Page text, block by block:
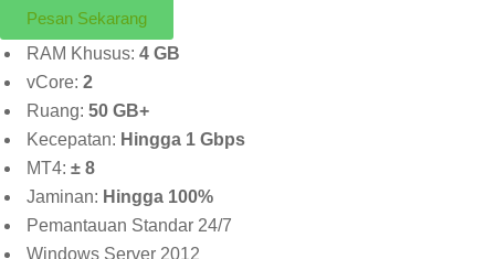
Pesan Sekarang
RAM Khusus: 4 GB
vCore: 2
Ruang: 50 GB+
Kecepatan: Hingga 1 Gbps
MT4: ± 8
Jaminan: Hingga 100%
Pemantauan Standar 24/7
Windows Server 2012